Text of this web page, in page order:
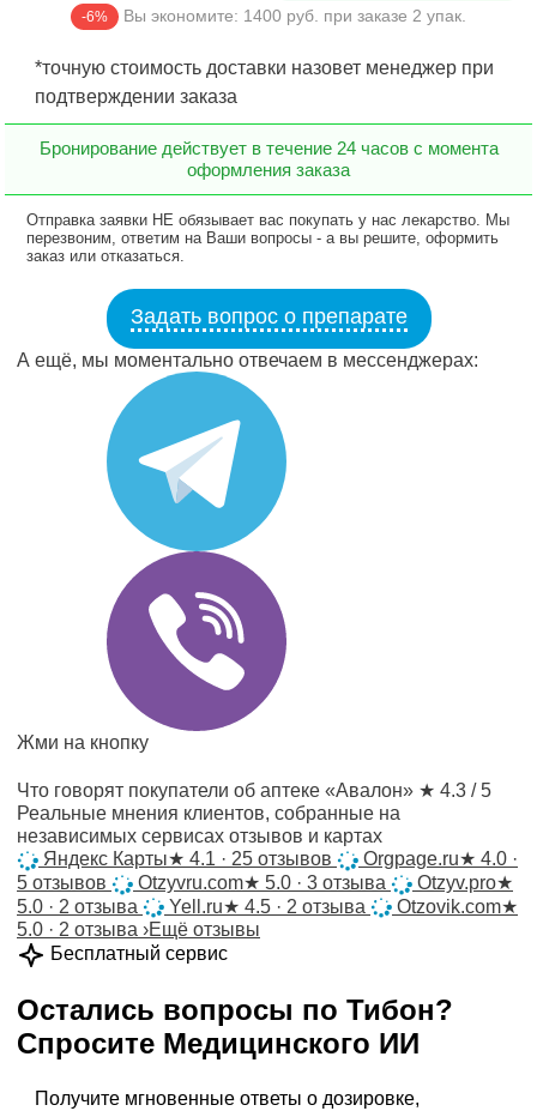
-6% Вы экономите: 1400 руб. при заказе 2 упак.
*точную стоимость доставки назовет менеджер при
подтверждении заказа
Бронирование действует в течение 24 часов с момента
оформления заказа
Отправка заявки НЕ обязывает вас покупать у нас лекарство. Мы
перезвоним, ответим на Ваши вопросы - а вы решите, оформить
заказ или отказаться.
Задать вопрос о препарате
А ещё, мы моментально отвечаем в мессенджерах:
Жми на кнопку
Что говорят покупатели об аптеке «Авалон» ★ 4.3 / 5
Реальные мнения клиентов, собранные на
независимых сервисах отзывов и картах
Яндекс Карты★ 4.1 · 25 отзывов Orgpage.ru★ 4.0 ·
5 отзывов
Otzyvru.com★ 5.0 · 3 отзыва Otzyv.pro★
5.0 · 2 отзыва
Yell.ru★ 4.5 · 2 отзыва Otzovik.com★
5.0 · 2 отзыва ›Ещё отзывы
Бесплатный сервис
Остались вопросы по Тибон?
Спросите Медицинского ИИ
Получите мгновенные ответы о дозировке,